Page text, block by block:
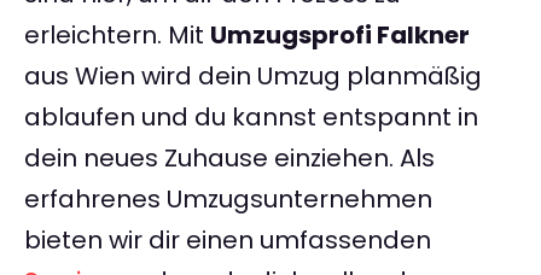
erleichtern. Mit Umzugsprofi Falkner
aus Wien wird dein Umzug planmäßig
ablaufen und du kannst entspannt in
dein neues Zuhause einziehen. Als
erfahrenes Umzugsunternehmen
bieten wir dir einen umfassenden